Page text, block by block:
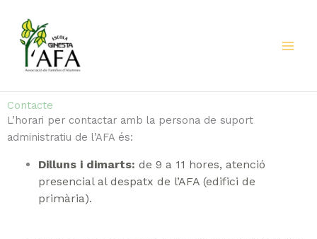
contingut
Contacte
L’horari per contactar amb la persona de suport
administratiu de l’AFA és:
Dilluns i dimarts: de 9 a 11 hores, atenció
presencial al despatx de l’AFA (edifici de
primària).